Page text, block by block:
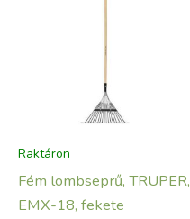
Raktáron
Fém lombseprű, TRUPER,
EMX-18, fekete